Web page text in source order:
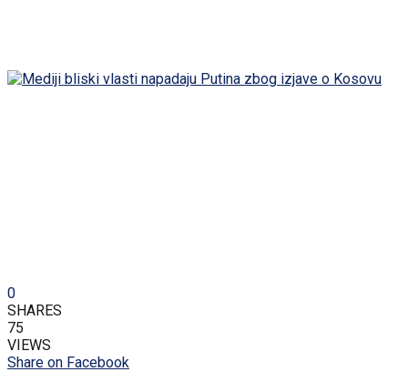
0
SHARES
75
VIEWS
Share on Facebook